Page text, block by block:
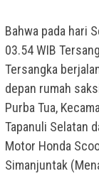
Bahwa pada hari
03.54 WIB
Tersangka
depan rumah
Purba Tua,
Tapanuli Selatan
Motor Honda
Simanjuntak